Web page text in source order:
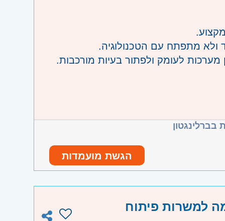
ולא מתפתח עם הטכנולוגיה.
כ-2,500 בוגרים כבר השתלבו בתעשייה דרך Infinity Labs, ב-300+ חברות הייטק וביטחוניות מהשורה
+ פסיכומטרי 680+
הגשת מועמדות